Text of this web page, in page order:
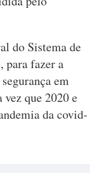
do Sistema de
para fazer a
em
que 2020 e
da covid-